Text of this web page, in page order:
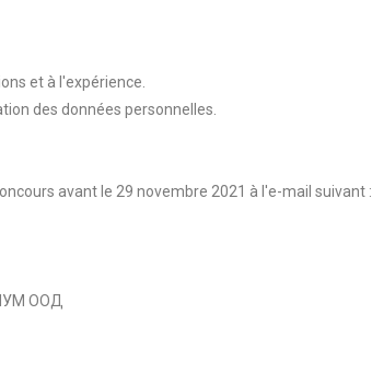
et à l'expérience.
des données personnelles.
avant le 29 novembre 2021 à l'e-mail suivant :
ООД